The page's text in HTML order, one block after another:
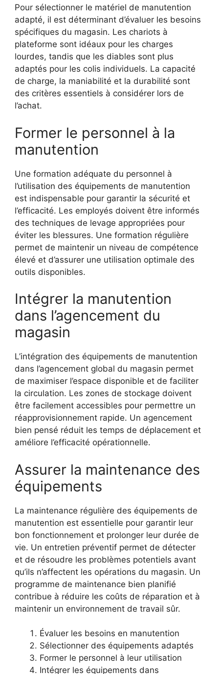
Pour sélectionner le matériel de manutention
adapté, il est déterminant d’évaluer les besoins
spécifiques du magasin. Les chariots à
plateforme sont idéaux pour les charges
lourdes, tandis que les diables sont plus
adaptés pour les colis individuels. La capacité
de charge, la maniabilité et la durabilité sont
des critères essentiels à considérer lors de
l’achat.
Former le personnel à la
manutention
Une formation adéquate du personnel à
l’utilisation des équipements de manutention
est indispensable pour garantir la sécurité et
l’efficacité. Les employés doivent être informés
des techniques de levage appropriées pour
éviter les blessures. Une formation régulière
permet de maintenir un niveau de compétence
élevé et d’assurer une utilisation optimale des
outils disponibles.
Intégrer la manutention
dans l’agencement du
magasin
L’intégration des équipements de manutention
dans l’agencement global du magasin permet
de maximiser l’espace disponible et de faciliter
la circulation. Les zones de stockage doivent
être facilement accessibles pour permettre un
réapprovisionnement rapide. Un agencement
bien pensé réduit les temps de déplacement et
améliore l’efficacité opérationnelle.
Assurer la maintenance des
équipements
La maintenance régulière des équipements de
manutention est essentielle pour garantir leur
bon fonctionnement et prolonger leur durée de
vie. Un entretien préventif permet de détecter
et de résoudre les problèmes potentiels avant
qu’ils n’affectent les opérations du magasin. Un
programme de maintenance bien planifié
contribue à réduire les coûts de réparation et à
maintenir un environnement de travail sûr.
Évaluer les besoins en manutention
Sélectionner des équipements adaptés
Former le personnel à leur utilisation
Intégrer les équipements dans